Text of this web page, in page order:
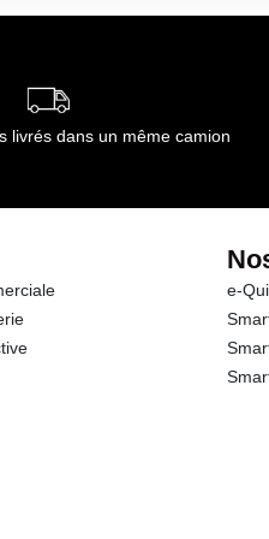
de Transgourmet Opérations
livrés dans un même camion
e-